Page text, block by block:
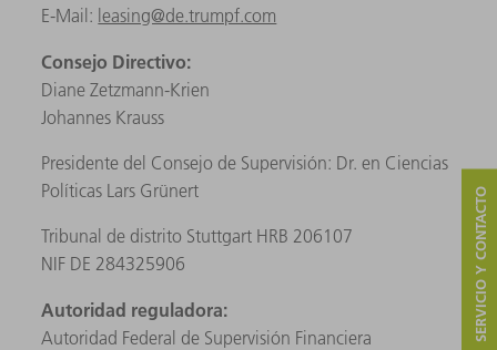
E-Mail: leasing@de.trumpf.com
Consejo Directivo:
Diane Zetzmann-Krien
Johannes Krauss
Presidente del Consejo de Supervisión: Dr. en Ciencias
Políticas Lars Grünert
Tribunal de distrito Stuttgart HRB 206107
NIF DE 284325906
Autoridad reguladora:
Autoridad Federal de Supervisión Financiera
SERVICIO Y CONTACTO